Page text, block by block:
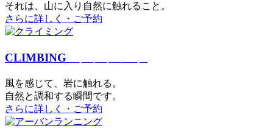
それは、⼭に⼊り⾃然に触れること。
さらに詳しく・ご予約
CLIMBING
⾵を感じて、岩に触れる。
⾃然と調和する瞬間です。
さらに詳しく・ご予約